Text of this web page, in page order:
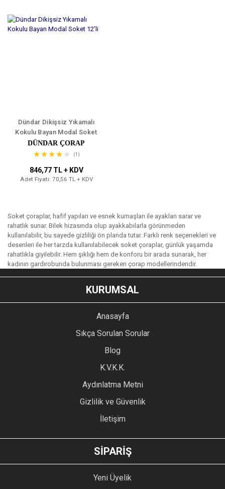
Dündar Dikişsiz Yıkamalı
Kokulu Bayan Modal Soket
12'li
DÜNDAR ÇORAP
(1)
846,77 TL + KDV
Adet Fiyatı: 70,56 TL + KDV
Soket çoraplar, hafif yapıları ve esnek kumaşları ile ayakları sarar ve
rahatlık sunar. Bilek hizasında olup ayakkabılarla görünmeden
kullanılabilir, bu sayede gizliliği ön planda tutar. Farklı renk seçenekleri ve
desenleri ile her tarzda kullanılabilecek soket çoraplar, günlük yaşamda
rahatlıkla giyilebilir. Hem şıklığı hem de konforu bir arada sunarak, her
kadının gardırobunda bulunması gereken çorap modellerindendir.
KURUMSAL
Anasayfa
Sıkça Sorulan Sorular
Blog
K.V.K.K.
Aydınlatma Metni
Gizlilik ve Güvenlik
İletişim
SİPARİŞ
Yeni Üyelik